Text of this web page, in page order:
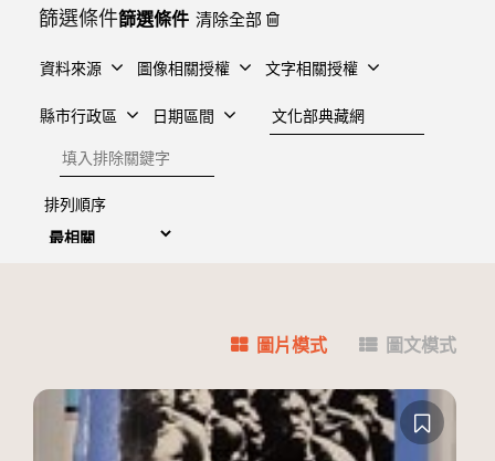
篩選條件
清除全部
資料來源 圖像相關授權 文字相關授權
縣市行政區 日期區間
建檔單位
排除關鍵字
排列順序
圖片模式 圖文模式